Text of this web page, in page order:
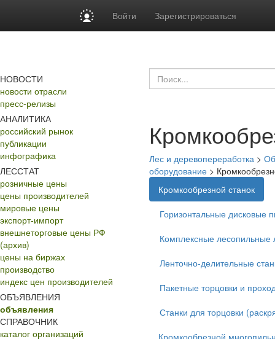
Войти Зарегистрироваться
НОВОСТИ
новости отрасли
пресс-релизы
АНАЛИТИКА
российский рынок
публикации
инфографика
ЛЕССТАТ
розничные цены
цены производителей
мировые цены
экспорт-импорт
внешнеторговые цены РФ
(архив)
цены на биржах
производство
индекс цен производителей
ОБЪЯВЛЕНИЯ
объявления
СПРАВОЧНИК
каталог организаций
Лес и деревопереработка >
оборудование >
Кромкообрезной станок
Горизонтальные дисковые
Комплексные лесопильные
Ленточно-делительные
Пакетные торцовки и
Станки для торцовки
Кромкообрезной